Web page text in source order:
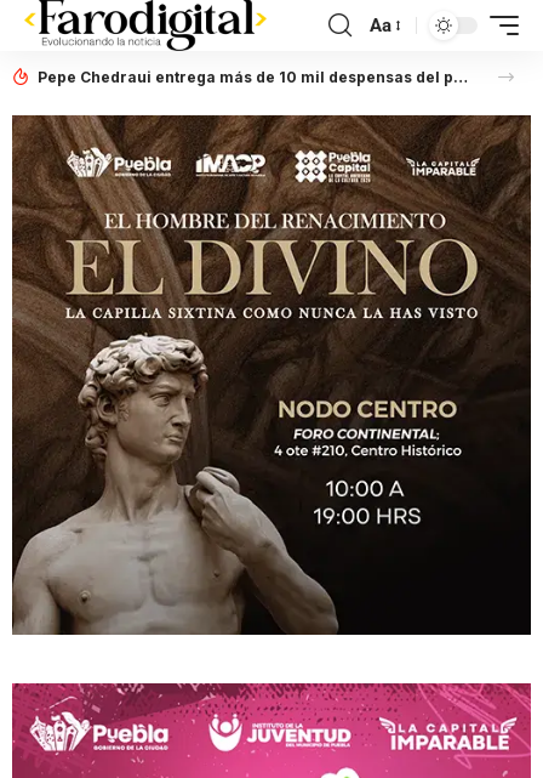
Aa
Pepe Chedraui entrega más de 10 mil despensas del programa “Alimentación Imparable” en la Laguna de Chapulco